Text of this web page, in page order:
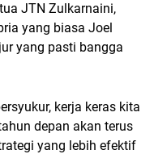
JTN Zulkarnaini,
yang biasa Joel
yang pasti bangga
kerja keras kita
depan akan terus
yang lebih efektif